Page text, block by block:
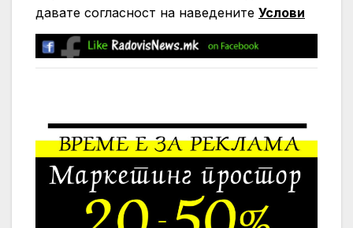
давате согласност на нaведените Услови